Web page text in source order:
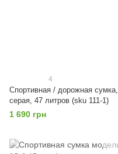
4
Спортивная / дорожная сумка,
серая, 47 литров (sku 111-1)
1 690 грн